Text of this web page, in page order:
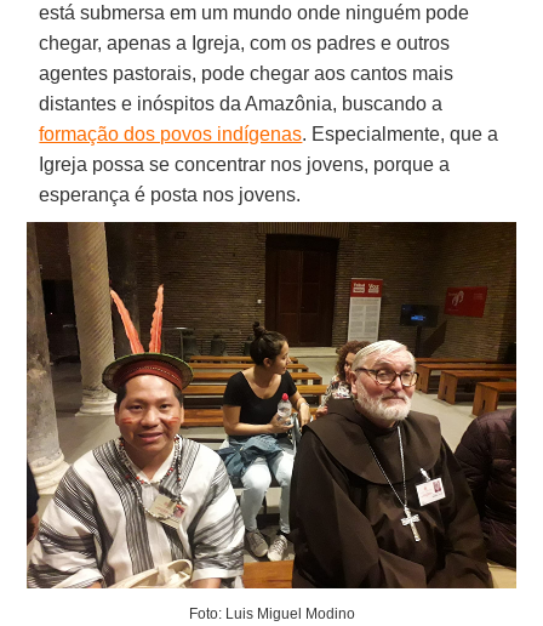
está submersa em um mundo onde ninguém pode
chegar, apenas a Igreja, com os padres e outros
agentes pastorais, pode chegar aos cantos mais
distantes e inóspitos da Amazônia, buscando a
formação dos povos indígenas. Especialmente, que a
Igreja possa se concentrar nos jovens, porque a
esperança é posta nos jovens.
Foto: Luis Miguel Modino